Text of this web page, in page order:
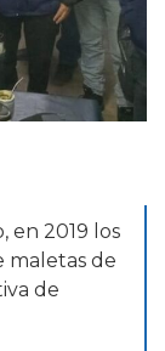
en 2019 los
maletas de
de